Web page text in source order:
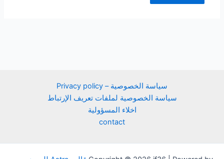
سياسة الخصوصية – Privacy policy
سياسة الخصوصية لملفات تعريف الإرتباط
اخلاء المسؤولية
contact